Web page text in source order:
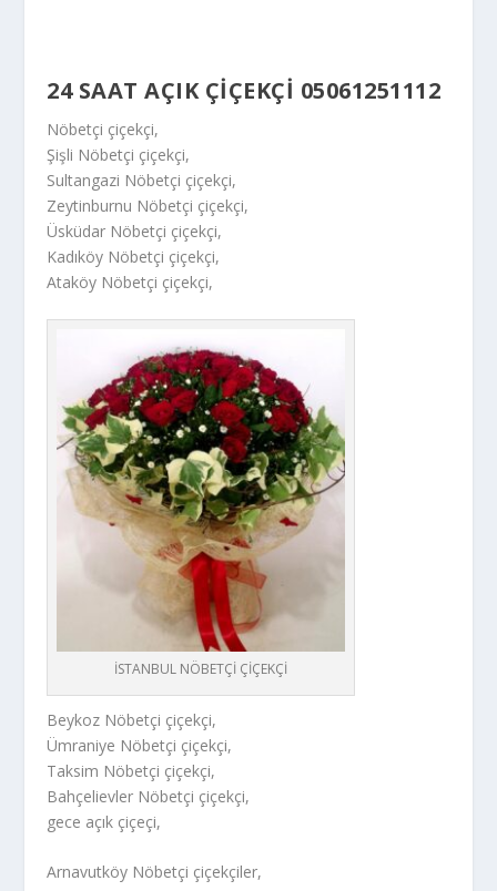
24 SAAT AÇIK ÇIÇEKÇI 05061251112
Nöbetçi çiçekçi,
Şişli Nöbetçi çiçekçi,
Sultangazi Nöbetçi çiçekçi,
Zeytinburnu Nöbetçi çiçekçi,
Üsküdar Nöbetçi çiçekçi,
Kadıköy Nöbetçi çiçekçi,
Ataköy Nöbetçi çiçekçi,
İSTANBUL NÖBETÇİ ÇİÇEKÇİ
Beykoz Nöbetçi çiçekçi,
Ümraniye Nöbetçi çiçekçi,
Taksim Nöbetçi çiçekçi,
Bahçelievler Nöbetçi çiçekçi,
gece açık çiçeçi,
Arnavutköy Nöbetçi çiçekçiler,